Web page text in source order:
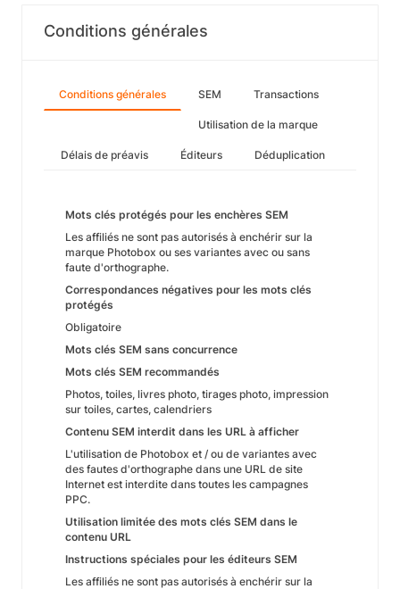
Conditions générales
Conditions générales SEM Transactions
Utilisation de la marque
Délais de préavis Éditeurs Déduplication
Mots clés protégés pour les enchères SEM
Les affiliés ne sont pas autorisés à enchérir sur la
marque Photobox ou ses variantes avec ou sans
faute d'orthographe.
Correspondances négatives pour les mots clés
protégés
Obligatoire
Mots clés SEM sans concurrence
Mots clés SEM recommandés
Photos, toiles, livres photo, tirages photo, impression
sur toiles, cartes, calendriers
Contenu SEM interdit dans les URL à afficher
L'utilisation de Photobox et / ou de variantes avec
des fautes d'orthographe dans une URL de site
Internet est interdite dans toutes les campagnes
PPC.
Utilisation limitée des mots clés SEM dans le
contenu URL
Instructions spéciales pour les éditeurs SEM
Les affiliés ne sont pas autorisés à enchérir sur la